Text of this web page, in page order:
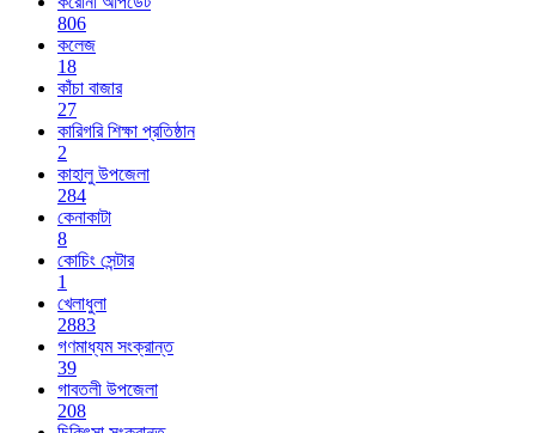
806
কলেজ
18
কাঁচা বাজার
27
কারিগরি শিক্ষা প্রতিষ্ঠান
2
কাহালু উপজেলা
284
কেনাকাটা
8
কোচিং সেন্টার
1
খেলাধুলা
2883
গণমাধ্যম সংক্রান্ত
39
গাবতলী উপজেলা
208